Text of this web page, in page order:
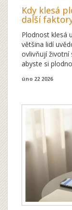
Kdy klesá
další
těhotenství
Plodnost klesá
většina lidí
ovlivňují životní
abyste si
úno 22 2026